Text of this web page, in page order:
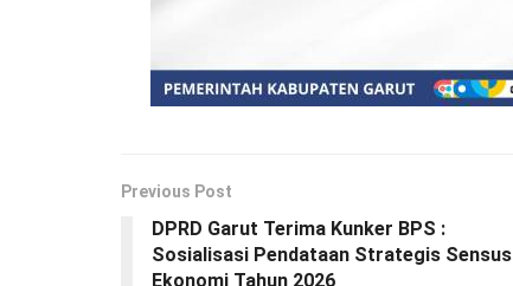
Previous Post
DPRD Garut Terima Kunker BPS :
Sosialisasi Pendataan Strategis Sensus
Ekonomi Tahun 2026